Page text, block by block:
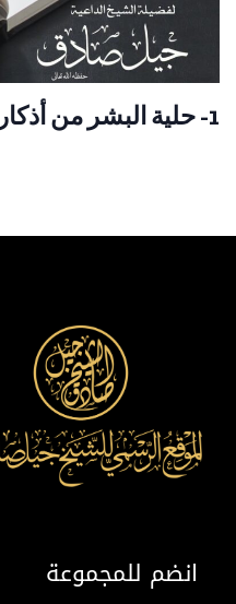
1- حلية البشر من أذكار سيد البشر
انضم للمجموعة